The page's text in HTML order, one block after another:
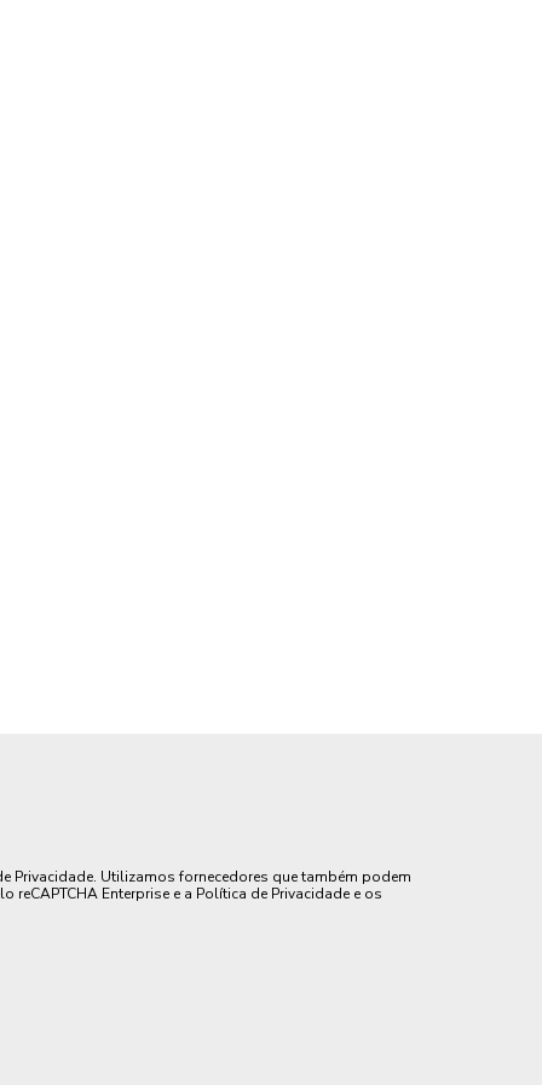
Privacidade. Utilizamos fornecedores que também podem
Enterprise e a Política de Privacidade e os